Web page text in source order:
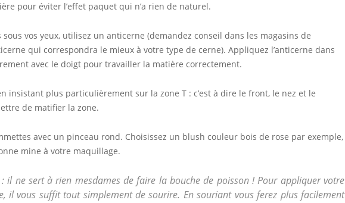
pour éviter l’effet paquet qui n’a rien de naturel.
vos yeux, utilisez un anticerne (demandez conseil dans les magasins de
qui correspondra le mieux à votre type de cerne). Appliquez l’anticerne dans
avec le doigt pour travailler la matière correctement.
plus particulièrement sur la zone T : c’est à dire le front, le nez et le
de matifier la zone.
avec un pinceau rond. Choisissez un blush couleur bois de rose par exemple,
mine à votre maquillage.
il ne sert à rien mesdames de faire la bouche de poisson ! Pour appliquer votre
il vous suffit tout simplement de sourire. En souriant vous ferez plus facilement